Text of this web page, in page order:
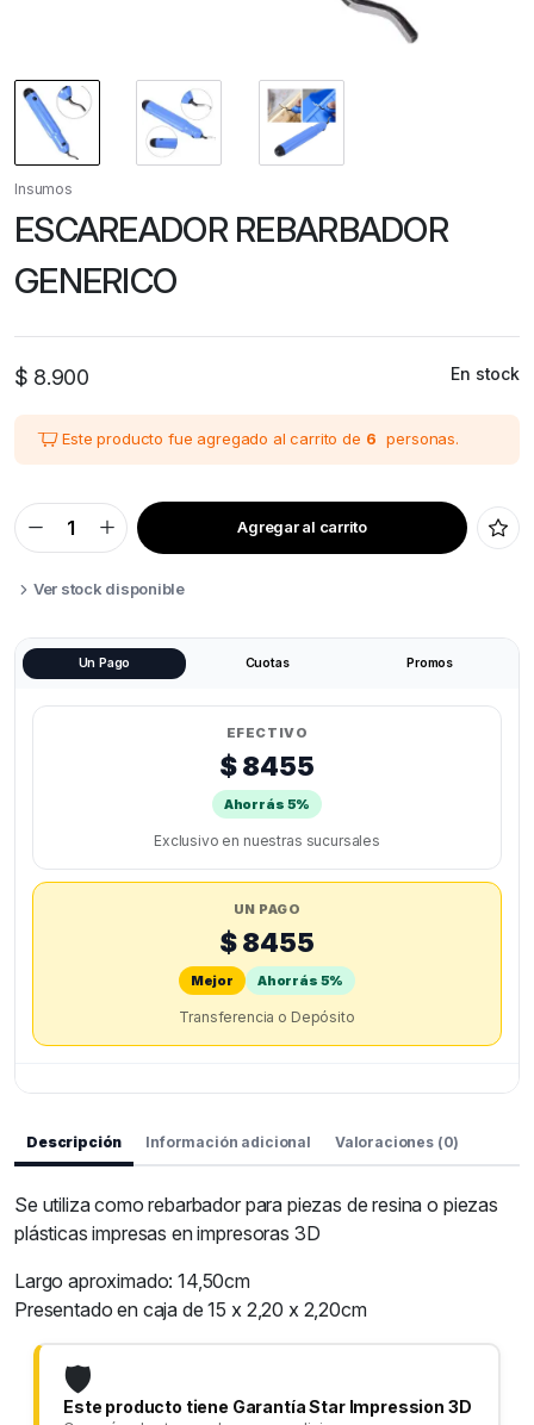
Insumos
ESCAREADOR REBARBADOR
GENERICO
$ 8.900 En stock
Este producto fue agregado al carrito de 6 personas.
ESCAREADOR
REBARBADOR
quantity
Agregar al carrito
Ver stock disponible
Un Pago Cuotas Promos
EFECTIVO
$ 8455
Ahorrás 5%
Exclusivo en nuestras sucursales
UN PAGO
$ 8455
Mejor Ahorrás 5%
Transferencia o Depósito
Descripción Información adicional Valoraciones (0)
Se utiliza como rebarbador para piezas de resina o piezas
plásticas impresas en impresoras 3D
Largo aproximado: 14,50cm
Presentado en caja de 15 x 2,20 x 2,20cm
🛡️
Este producto tiene Garantía Star Impression 3D